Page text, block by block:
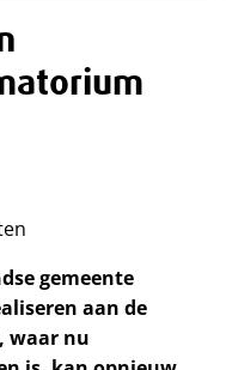
gemeente
aan de
waar nu